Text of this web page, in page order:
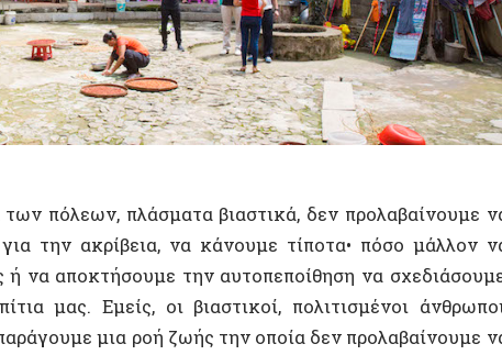
μια ροή ζωής την οποία δεν προλαβαίνουμε να
σμήνος που είμαστε, ορίζουμε υπεύθυνο για τα
θα σχεδιάσει τα δοχεία των συνηθειών μας.
φιγούρα που ακροβατεί ανάμεσα στην
και πλάστης — αναλαμβάνει την αποκλειστική
στο χαρτί ιδανικά δοχεία, για να μπουν οι
οποία ζούμε είναι οι ενσαρκωμένες ελπίδες — ή
συμμορφώσουν και να δαμάσουν τη ζωή.
με πολλαπλές προεκτάσεις: